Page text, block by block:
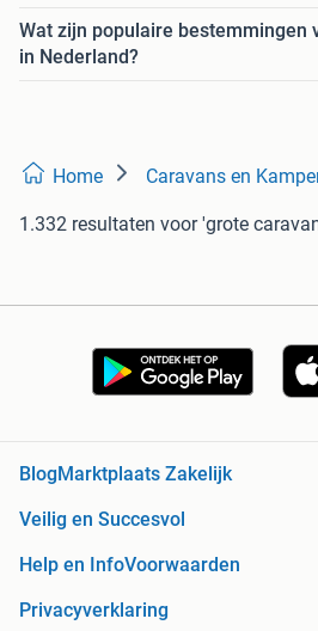
Wat zijn populaire bestemmingen
in Nederland?
Home Caravans en
1.332 resultaten voor 'grote
BlogMarktplaats Zakelijk
Veilig en Succesvol
Help en InfoVoorwaarden
Privacyverklaring